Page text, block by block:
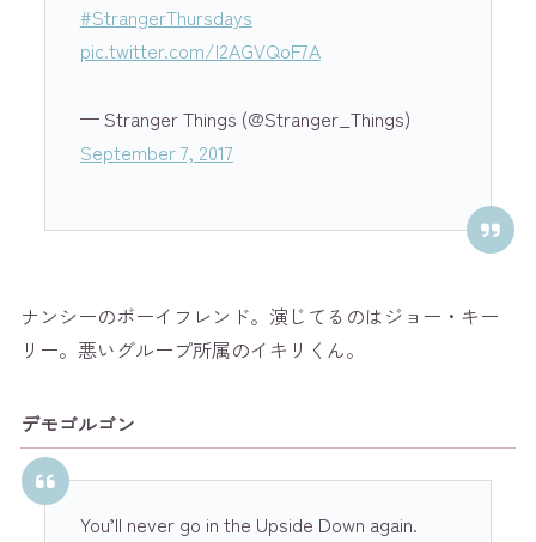
#StrangerThursdays
pic.twitter.com/I2AGVQoF7A
— Stranger Things (@Stranger_Things)
September 7, 2017
ナンシーのボーイフレンド。演じてるのはジョー・キー
リー。悪いグループ所属のイキリくん。
デモゴルゴン
You’ll never go in the Upside Down again.